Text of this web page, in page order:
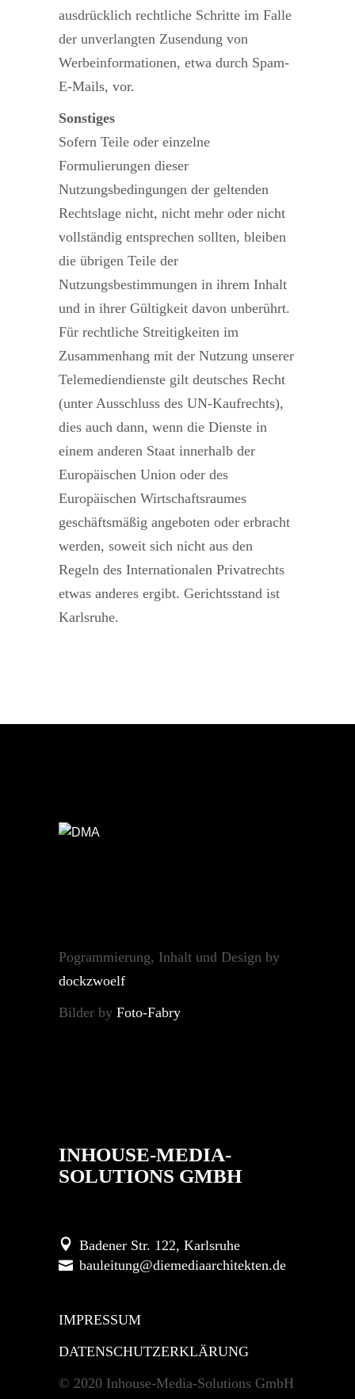
ausdrücklich rechtliche Schritte im Falle
der unverlangten Zusendung von
Werbeinformationen, etwa durch Spam-
E-Mails, vor.
Sonstiges
Sofern Teile oder einzelne
Formulierungen dieser
Nutzungsbedingungen der geltenden
Rechtslage nicht, nicht mehr oder nicht
vollständig entsprechen sollten, bleiben
die übrigen Teile der
Nutzungsbestimmungen in ihrem Inhalt
und in ihrer Gültigkeit davon unberührt.
Für rechtliche Streitigkeiten im
Zusammenhang mit der Nutzung unserer
Telemediendienste gilt deutsches Recht
(unter Ausschluss des UN-Kaufrechts),
dies auch dann, wenn die Dienste in
einem anderen Staat innerhalb der
Europäischen Union oder des
Europäischen Wirtschaftsraumes
geschäftsmäßig angeboten oder erbracht
werden, soweit sich nicht aus den
Regeln des Internationalen Privatrechts
etwas anderes ergibt. Gerichtsstand ist
Karlsruhe.
Pogrammierung, Inhalt und Design by
dockzwoelf
Bilder by Foto-Fabry
INHOUSE-MEDIA-
SOLUTIONS GMBH
Badener Str. 122, Karlsruhe
bauleitung@diemediaarchitekten.de
IMPRESSUM
DATENSCHUTZERKLÄRUNG
© 2020 Inhouse-Media-Solutions GmbH